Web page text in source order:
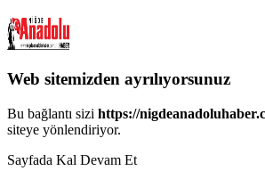
Web sitemizden ayrılıyorsunuz
Bu bağlantı sizi https://
siteye yönlendiriyor.
Sayfada Kal Devam Et